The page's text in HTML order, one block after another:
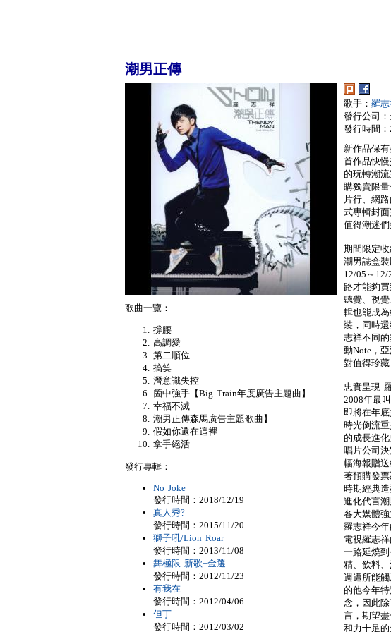
潮男正傳
歌手： 羅志
發行公司
發行時間
新作品保
首作品快
的玩轉潮
購獨賣限
片行、網
式專輯封
值得潮迷們
期間限定
潮男誌盒
12/05～
路才能夠
聽覺、視
輯也能成
裝，同時
志祥不同
動Note，
對值得珍藏
忠實呈現
2008年最
即將在年
時光倒流
的成長進
唱片公司
幅海報贈
著預購發
時期經典
進化代言
各大媒體
羅志祥今
電視羅志
一路延燒
精、飲料
週遭所能
的他今年
念，因此
言，期望
和力十足
歌曲一覽：
撐腰
高調愛
第二順位
搞笑
潛意識失控
箇中強手【Big Train年度廣告主題曲】
幸福不滅
潮男正傳森馬廣告主題歌曲】
假如你還在這裡
拿手絕活
發行專輯：
No Joke
發行時間：2018/12/19
真人秀?
發行時間：2015/11/20
獅子吼/Lion Roar
發行時間：2013/11/08
舞極限 新歌+金選
發行時間：2012/11/23
有我在
發行時間：2012/04/06
但丁
發行時間：2012/03/02